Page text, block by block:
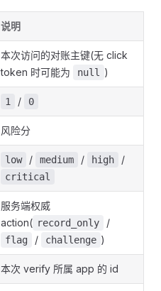
说明
本次访问的对账主键(无 click
token 时可能为
null )
1 / 0
风险分
low / medium / high /
critical
服务端权威
action( record_only /
flag / challenge )
本次 verify 所属 app 的 id